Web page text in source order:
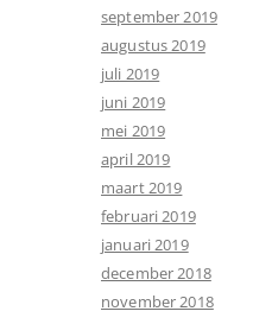
september 2019
augustus 2019
juli 2019
juni 2019
mei 2019
april 2019
maart 2019
februari 2019
januari 2019
december 2018
november 2018